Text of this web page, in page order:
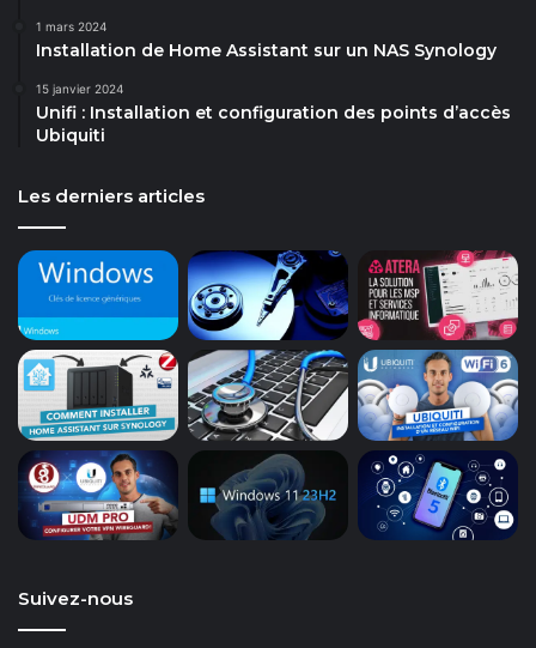
1 mars 2024
Installation de Home Assistant sur un NAS Synology
15 janvier 2024
Unifi : Installation et configuration des points d’accès
Ubiquiti
Les derniers articles
Suivez-nous